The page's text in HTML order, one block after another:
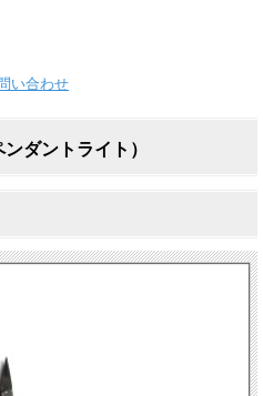
い合わせ
ダントライト）